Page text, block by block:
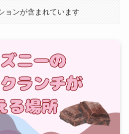
ョンが含まれています